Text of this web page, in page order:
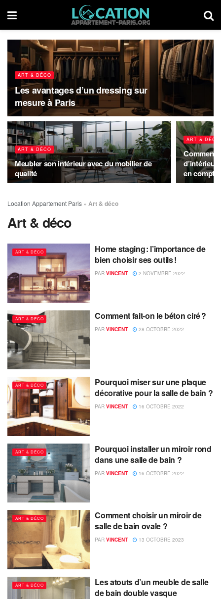
ART & DÉCO
Les avantages d’un dressing sur
mesure à Paris
ART & DÉCO
Meubler son intérieur avec du mobilier de
qualité
ART & DÉCO
Comment
d’intérieur
en compte
Location Appartement Paris » Art & déco
Art & déco
ART & DÉCO
Home staging : l’importance de
bien choisir ses outils !
PAR VINCENT 2 NOVEMBRE 2022
ART & DÉCO Comment fait-on le béton ciré ?
PAR VINCENT 28 OCTOBRE 2022
ART & DÉCO
Pourquoi miser sur une plaque
décorative pour la salle de bain ?
PAR VINCENT 16 OCTOBRE 2022
ART & DÉCO
Pourquoi installer un miroir rond
dans une salle de bain ?
PAR VINCENT 16 OCTOBRE 2022
ART & DÉCO
Comment choisir un miroir de
salle de bain ovale ?
PAR VINCENT 13 OCTOBRE 2023
ART & DÉCO
Les atouts d’un meuble de salle
de bain double vasque